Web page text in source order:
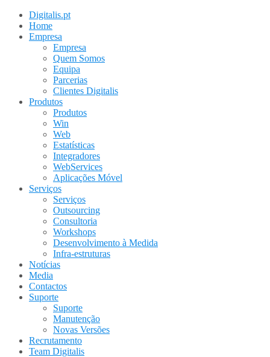
Digitalis.pt
Home
Empresa
Empresa
Quem Somos
Equipa
Parcerias
Clientes Digitalis
Produtos
Produtos
Win
Web
Estatísticas
Integradores
WebServices
Aplicações Móvel
Serviços
Serviços
Outsourcing
Consultoria
Workshops
Desenvolvimento à Medida
Infra-estruturas
Notícias
Media
Contactos
Suporte
Suporte
Manutenção
Novas Versões
Recrutamento
Team Digitalis